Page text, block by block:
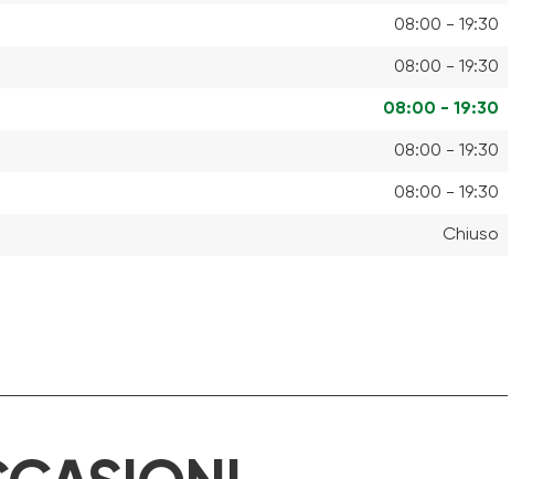
08:00 - 19:30
08:00 - 19:30
08:00 - 19:30
08:00 - 19:30
08:00 - 19:30
Chiuso